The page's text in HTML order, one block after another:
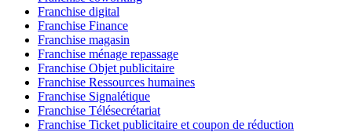
Franchise digital
Franchise Finance
Franchise magasin
Franchise ménage repassage
Franchise Objet publicitaire
Franchise Ressources humaines
Franchise Signalétique
Franchise Télésecrétariat
Franchise Ticket publicitaire et coupon de réduction